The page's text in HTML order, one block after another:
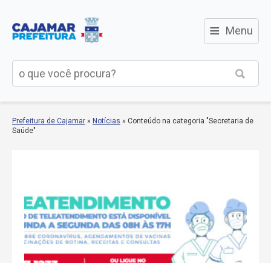
≡ Menu
Prefeitura de Cajamar » Notícias » Conteúdo na categoria "Secretaria de
Saúde"